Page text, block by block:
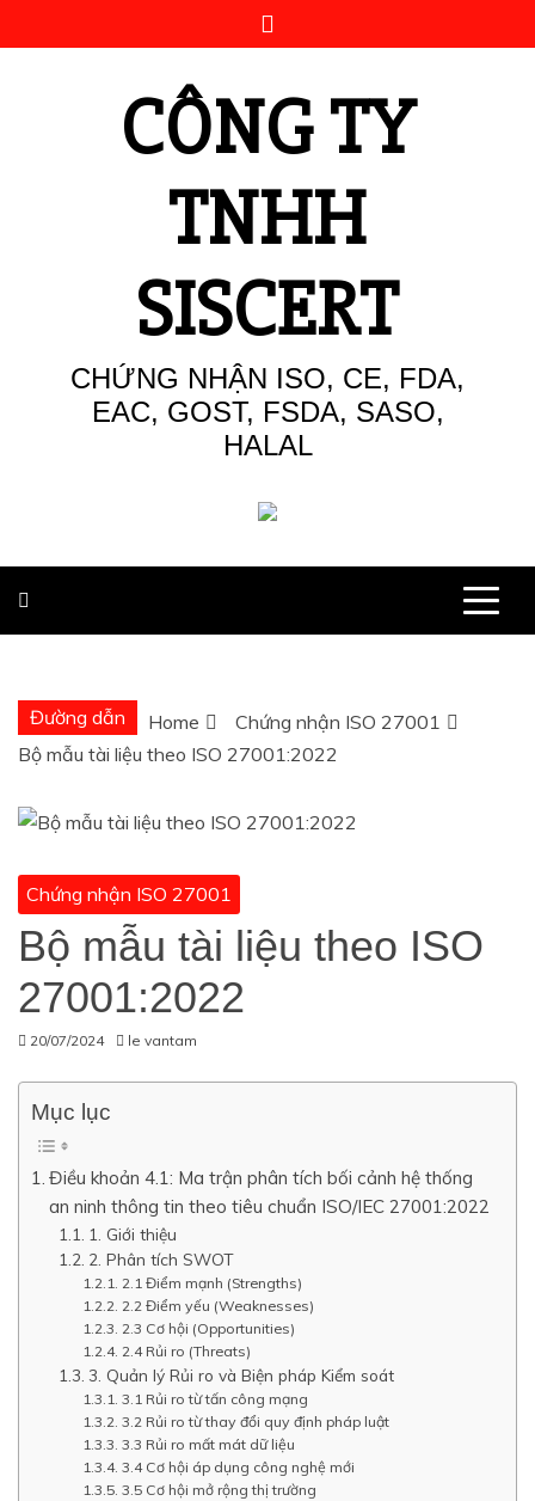
to
CÔNG TY
TNHH
SISCERT
CHỨNG NHẬN ISO, CE, FDA,
EAC, GOST, FSDA, SASO,
HALAL
Đường dẫn Home
Chứng nhận ISO 27001
Bộ mẫu tài liệu theo ISO 27001:2022
Chứng nhận ISO 27001
Bộ mẫu tài liệu theo ISO
27001:2022
20/07/2024 le vantam
Mục lục
Điều khoản 4.1: Ma trận phân tích bối cảnh hệ thống
an ninh thông tin theo tiêu chuẩn ISO/IEC 27001:2022
1. Giới thiệu
2. Phân tích SWOT
2.1 Điểm mạnh (Strengths)
2.2 Điểm yếu (Weaknesses)
2.3 Cơ hội (Opportunities)
2.4 Rủi ro (Threats)
3. Quản lý Rủi ro và Biện pháp Kiểm soát
3.1 Rủi ro từ tấn công mạng
3.2 Rủi ro từ thay đổi quy định pháp luật
3.3 Rủi ro mất mát dữ liệu
3.4 Cơ hội áp dụng công nghệ mới
3.5 Cơ hội mở rộng thị trường